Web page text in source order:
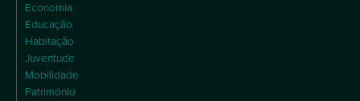
Economia
Educação
Habitação
Juventude
Mobilidade
Património